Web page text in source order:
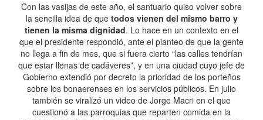
Con las vasijas de este año, el santuario quiso volver sobre
la sencilla idea de que todos vienen del mismo barro y
tienen la misma dignidad. Lo hace en un contexto en el
que el presidente respondió, ante el planteo de que la gente
no llega a fin de mes, que si fuera cierto “las calles tendrían
que estar llenas de cadáveres”, y en una ciudad cuyo jefe de
Gobierno extendió por decreto la prioridad de los porteños
sobre los bonaerenses en los servicios públicos. En julio
también se viralizó un video de Jorge Macri en el que
cuestionó a las parroquias que reparten comida en la